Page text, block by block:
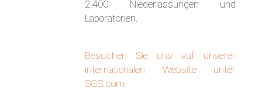
2.400 Niederlassungen und
Laboratorien.
Besuchen Sie uns auf unserer
internationalen Website unter
SGS.com